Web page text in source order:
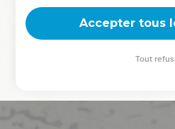
équipe, un groupe ou une
Accepter tous
Tout